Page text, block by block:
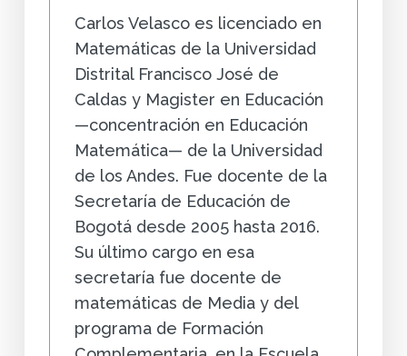
Carlos Velasco es licenciado en
Matemáticas de la Universidad
Distrital Francisco José de
Caldas y Magister en Educación
—concentración en Educación
Matemática— de la Universidad
de los Andes. Fue docente de la
Secretaría de Educación de
Bogotá desde 2005 hasta 2016.
Su último cargo en esa
secretaría fue docente de
matemáticas de Media y del
programa de Formación